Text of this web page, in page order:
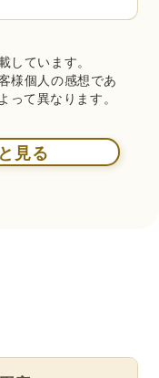
しています。
様個人の感想であ
て異なります。
見る